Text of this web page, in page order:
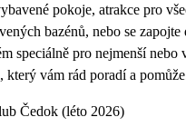
pokoje, atrakce pro
bazénů, nebo se
speciálně pro nejmenší
který vám rád poradí a
Čedok (léto 2026)